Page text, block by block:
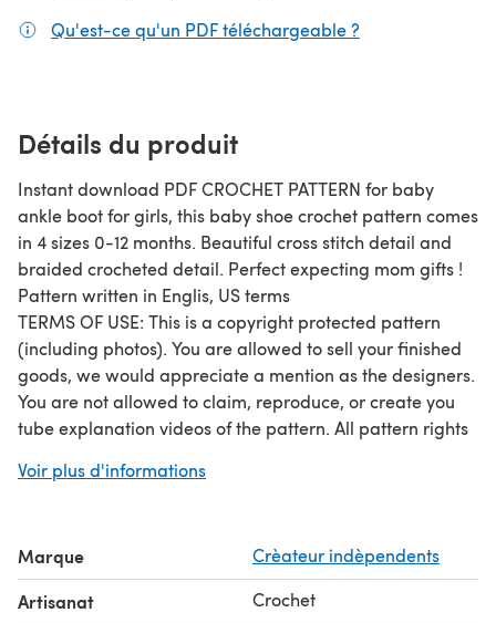
Qu'est-ce qu'un PDF téléchargeable ?
Détails du produit
Instant download PDF CROCHET PATTERN for baby
ankle boot for girls, this baby shoe crochet pattern comes
in 4 sizes 0-12 months. Beautiful cross stitch detail and
braided crocheted detail. Perfect expecting mom gifts !
Pattern written in Englis, US terms
TERMS OF USE: This is a copyright protected pattern
(including photos). You are allowed to sell your finished
goods, we would appreciate a mention as the designers.
You are not allowed to claim, reproduce, or create you
tube explanation videos of the pattern. All pattern rights
Voir plus d'informations
Marque Crèateur indèpendents
Artisanat Crochet